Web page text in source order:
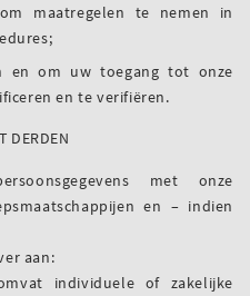
maatregelen te nemen in
en om uw toegang tot onze
en te verifiëren.
DERDEN
met onze
en – indien
aan:
individuele of zakelijke